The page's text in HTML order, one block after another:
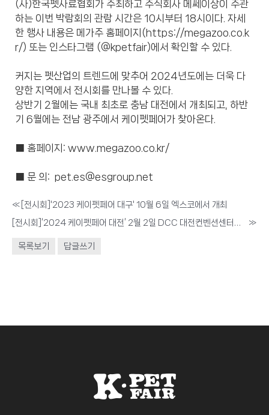
(사)한국펫사료협회가 주최하고 주식회사 메쎄이상이 주관
하는 이번 박람회의 관람 시간은 10시부터 18시이다. 자세
한 행사 내용은 메가주 홈페이지(https://megazoo.co.k
r/) 또는 인스타그램 (@kpetfair)에서 확인할 수 있다.
커지는 펫산업의 트렌드에 맞추어 2024년도에는 더욱 다
양한 지역에서 전시회를 만나볼 수 있다.
상반기 2월에는 국내 최초로 충남 대전에서 개최되고, 하반
기 6월에는 전남 광주에서 케이펫페어가 찾아온다.
■ 홈페이지: www.megazoo.co.kr/
■ 문 의: pet.es@esgroup.net
« [전시회]'2023 케이펫페어 대구' 10월 6일 엑스코에서 개최
[전시회]‘2024 케이펫페어 대전’ 2월 2일 DCC 대전컨벤션센터에서 첫 개최!
»
목록보기 답글쓰기